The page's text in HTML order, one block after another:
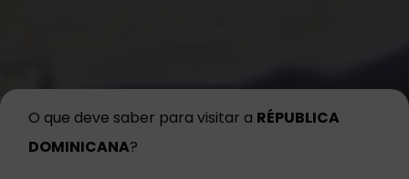
O que deve saber para visitar a RÉPUBLICA
DOMINICANA?